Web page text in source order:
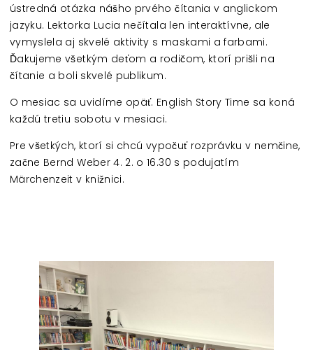
ústredná otázka nášho prvého čítania v anglickom
jazyku. Lektorka Lucia nečítala len interaktívne, ale
vymyslela aj skvelé aktivity s maskami a farbami.
Ďakujeme všetkým deťom a rodičom, ktorí prišli na
čítanie a boli skvelé publikum.
O mesiac sa uvidíme opäť. English Story Time sa koná
každú tretiu sobotu v mesiaci.
Pre všetkých, ktorí si chcú vypočuť rozprávku v nemčine,
začne Bernd Weber 4. 2. o 16.30 s podujatím
Märchenzeit v knižnici.